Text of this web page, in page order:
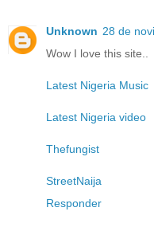
Unknown 28 de
Wow I love this site..
Latest Nigeria Music
Latest Nigeria video
Thefungist
StreetNaija
Responder